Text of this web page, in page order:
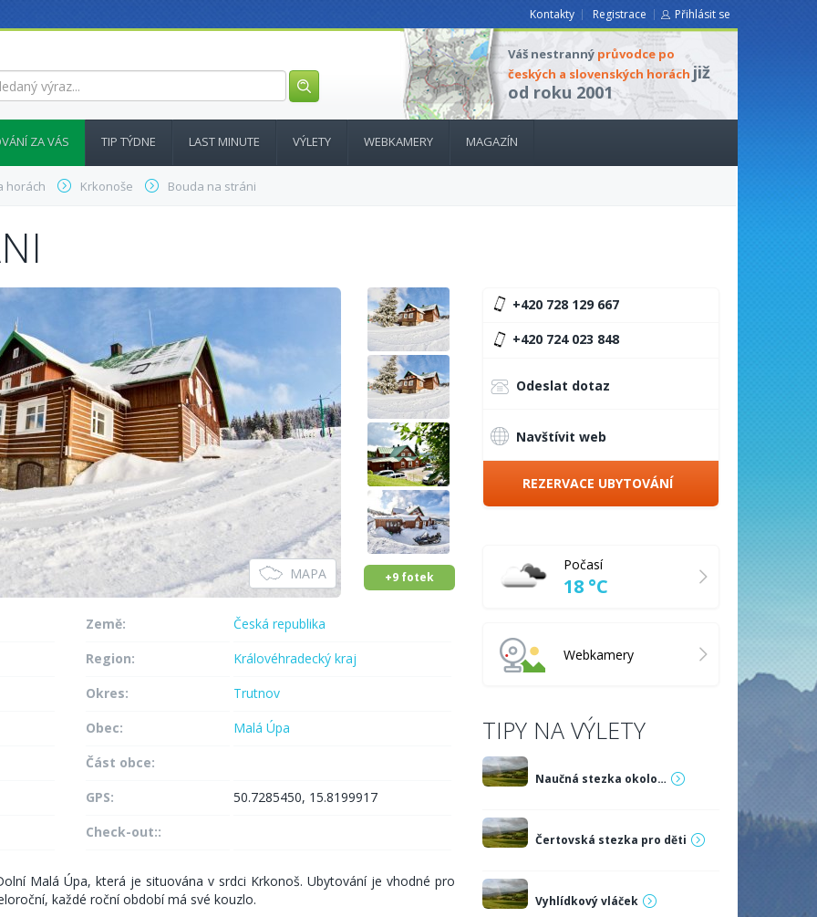
Kontakty Registrace Přihlásit se
Váš nestranný průvodce po
českých a slovenských horách již
od roku 2001
ZA VÁS TIP TÝDNE LAST MINUTE VÝLETY WEBKAMERY MAGAZÍN
horách Krkonoše Bouda na stráni
MAPA +9 fotek
Země:
Česká republika
Region:
Královéhradecký kraj
Okres:
Trutnov
Obec:
Malá Úpa
Část obce:
GPS:
50.7285450, 15.8199917
Check-out::
Malá Úpa, která je situována v srdci Krkonoš. Ubytování je vhodné pro
každé roční období má své kouzlo.
+420 728 129 667
+420 724 023 848
Odeslat dotaz
Navštívit web
REZERVACE UBYTOVÁNÍ
Počasí
18 °C
Webkamery
TIPY NA VÝLETY
Naučná stezka okolo…
Čertovská stezka pro děti
Vyhlídkový vláček